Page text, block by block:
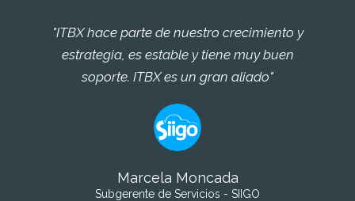
"ITBX hace parte de nuestro crecimiento y
estrategia, es estable y tiene muy buen
soporte. ITBX es un gran aliado"
Marcela Moncada
Subgerente de Servicios - SIIGO